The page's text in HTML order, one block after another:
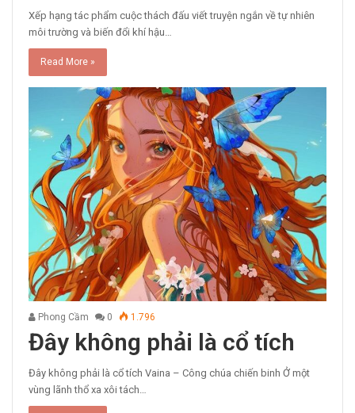
Xếp hạng tác phẩm cuộc thách đấu viết truyện ngắn về tự nhiên
môi trường và biến đổi khí hậu…
Read More »
Phong Cầm 0 1.796
Đây không phải là cổ tích
Đây không phải là cổ tích Vaina – Công chúa chiến binh Ở một
vùng lãnh thổ xa xôi tách…